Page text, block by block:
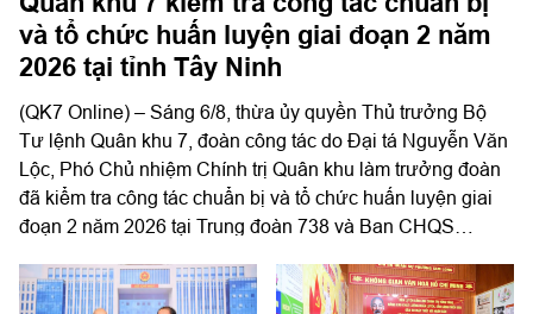
và tổ chức huấn luyện giai đoạn 2 năm
2026 tại tỉnh Tây Ninh
(QK7 Online) – Sáng 6/8, thừa ủy quyền Thủ trưởng Bộ
Tư lệnh Quân khu 7, đoàn công tác do Đại tá Nguyễn Văn
Lộc, Phó Chủ nhiệm Chính trị Quân khu làm trưởng đoàn
đã kiểm tra công tác chuẩn bị và tổ chức huấn luyện giai
đoạn 2 năm 2026 tại Trung đoàn 738 và Ban CHQS